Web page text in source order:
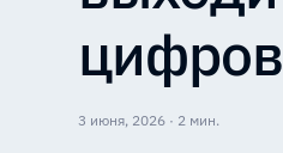
3 июня, 2026 · 2 мин.